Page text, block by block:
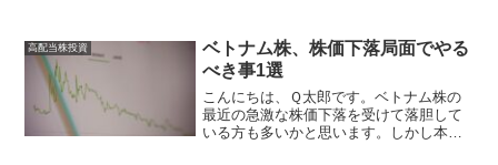
くばかり、どうしたら良いものかと悩ん
でいる方も多いのでは。邱...
高配当株投資
ベトナム株、株価下落局面でやる
べき事1選
こんにちは、Ｑ太郎です。ベトナム株の
最近の急激な株価下落を受けて落胆して
いる方も多いかと思います。しかし本当